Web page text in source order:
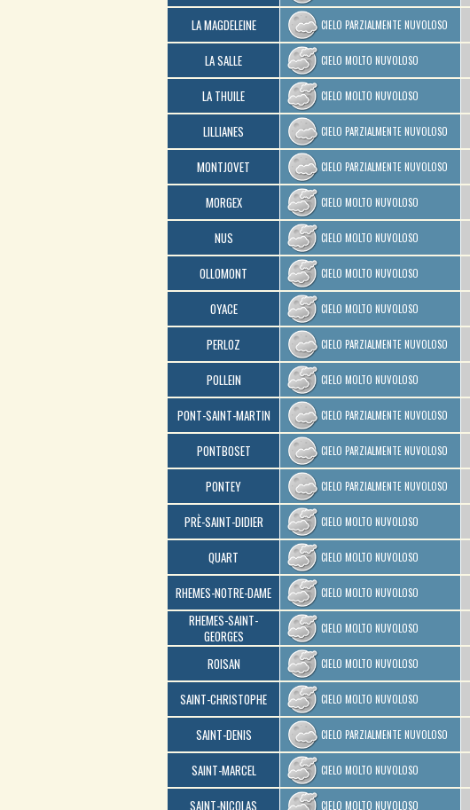
LA MAGDELEINE CIELO PARZIALMENTE NUVOLOSO
LA SALLE CIELO MOLTO NUVOLOSO
LA THUILE CIELO MOLTO NUVOLOSO
LILLIANES CIELO PARZIALMENTE NUVOLOSO
MONTJOVET CIELO PARZIALMENTE NUVOLOSO
MORGEX CIELO MOLTO NUVOLOSO
NUS CIELO MOLTO NUVOLOSO
OLLOMONT CIELO MOLTO NUVOLOSO
OYACE CIELO MOLTO NUVOLOSO
PERLOZ CIELO PARZIALMENTE NUVOLOSO
POLLEIN CIELO MOLTO NUVOLOSO
PONT-SAINT-MARTIN CIELO PARZIALMENTE NUVOLOSO
PONTBOSET CIELO PARZIALMENTE NUVOLOSO
PONTEY CIELO PARZIALMENTE NUVOLOSO
PRÈ-SAINT-DIDIER CIELO MOLTO NUVOLOSO
QUART CIELO MOLTO NUVOLOSO
RHEMES-NOTRE-DAME CIELO MOLTO NUVOLOSO
RHEMES-SAINT-
GEORGES
CIELO MOLTO NUVOLOSO
ROISAN CIELO MOLTO NUVOLOSO
SAINT-CHRISTOPHE CIELO MOLTO NUVOLOSO
SAINT-DENIS CIELO PARZIALMENTE NUVOLOSO
SAINT-MARCEL CIELO MOLTO NUVOLOSO
SAINT-NICOLAS CIELO MOLTO NUVOLOSO